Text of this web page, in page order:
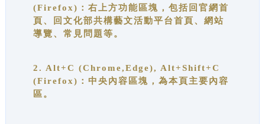
(Firefox)：右上方功能區塊，包括回官網首
頁、回文化部共構藝文活動平台首頁、網站
導覽、常見問題等。
2. Alt+C (Chrome,Edge), Alt+Shift+C
(Firefox)：中央內容區塊，為本頁主要內容
區。